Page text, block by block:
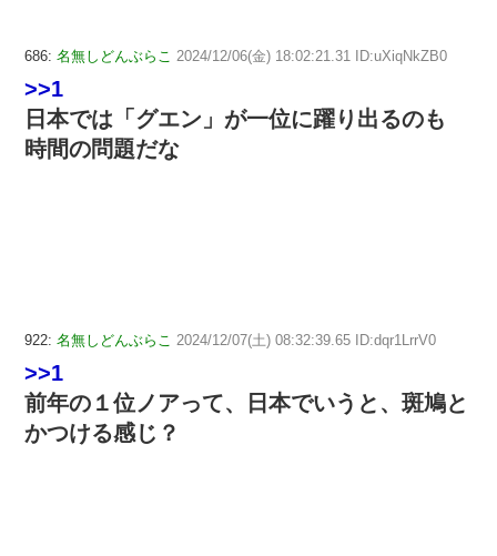
686: 名無しどんぶらこ 2024/12/06(金) 18:02:21.31 ID:uXiqNkZB0
>>1
日本では「グエン」が一位に躍り出るのも
時間の問題だな
922: 名無しどんぶらこ 2024/12/07(土) 08:32:39.65 ID:dqr1LrrV0
>>1
前年の１位ノアって、日本でいうと、斑鳩と
かつける感じ？